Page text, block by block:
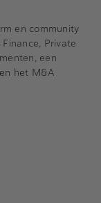
en community
Private
een
het M&A